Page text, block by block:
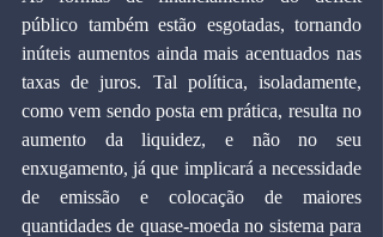
público também estão esgotadas, tornando
inúteis aumentos ainda mais acentuados nas
taxas de juros. Tal política, isoladamente,
como vem sendo posta em prática, resulta no
aumento da liquidez, e não no seu
enxugamento, já que implicará a necessidade
de emissão e colocação de maiores
quantidades de quase-moeda no sistema para